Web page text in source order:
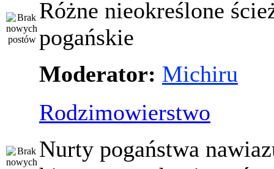
Różne nieokreślone
pogańskie
Moderator: Michiru
Rodzimowierstwo
Nurty pogaństwa